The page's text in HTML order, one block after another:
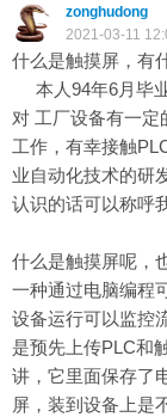
zonghudong
2021-03-11
什么是触摸屏，有
本人94年6月毕
对 工厂设备有一定
工作，有幸接触
业自动化技术的研
认识的话可以称呼
什么是触摸屏呢，
一种通过电脑编程
设备运行可以监控
是预先上传PLC和
讲，它里面保存了
屏，装到设备上是